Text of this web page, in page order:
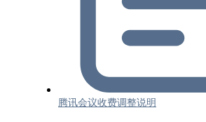
腾讯会议收费调整说明